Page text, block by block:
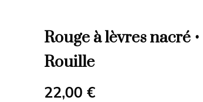
Rouge à lèvres nacré
Rouille
22,00 €